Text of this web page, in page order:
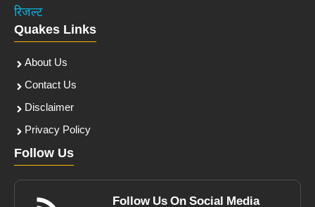
रिजल्ट
Quakes Links
About Us
Contact Us
Disclaimer
Privacy Policy
Follow Us
Follow Us On Social Media